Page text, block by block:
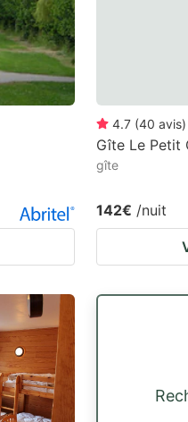
4.7 (40 avis)
Gîte Le Petit
gîte
142€ /nuit